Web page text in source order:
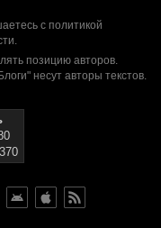
с политикой
.
позицию авторов.
несут авторы текстов.